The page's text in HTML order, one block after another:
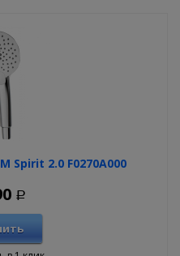
Spirit 2.0 F0270A000
Р